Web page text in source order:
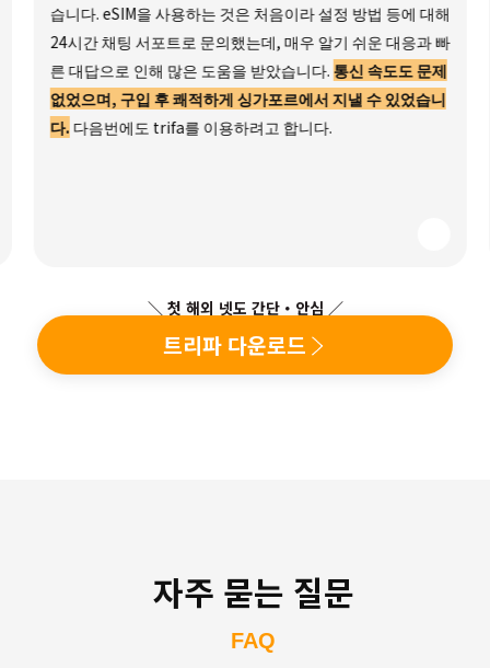
습니다. eSIM을 사용하는 것은 처음이라 설정 방법 등에 대해
24시간 채팅 서포트로 문의했는데, 매우 알기 쉬운 대응과 빠
른 대답으로 인해 많은 도움을 받았습니다. 통신 속도도 문제
없었으며, 구입 후 쾌적하게 싱가포르에서 지낼 수 있었습니
다. 다음번에도 trifa를 이용하려고 합니다.
＼ 첫 해외 넷도 간단・안심 ／
트리파 다운로드
자주 묻는 질문
FAQ